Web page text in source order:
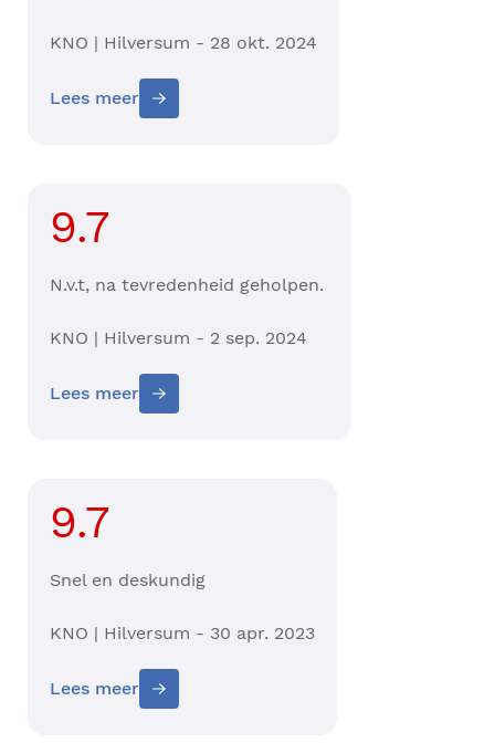
KNO | Hilversum - 28 okt. 2024
Lees meer
9.7
N.v.t, na tevredenheid geholpen.
KNO | Hilversum - 2 sep. 2024
Lees meer
9.7
Snel en deskundig
KNO | Hilversum - 30 apr. 2023
Lees meer